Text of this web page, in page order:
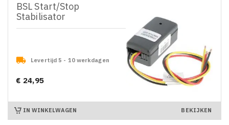
BSL Start/Stop
Stabilisator
 Levertijd 5 - 10 werkdagen
Prijs
€ 24,95
IN WINKELWAGEN BEKIJKEN